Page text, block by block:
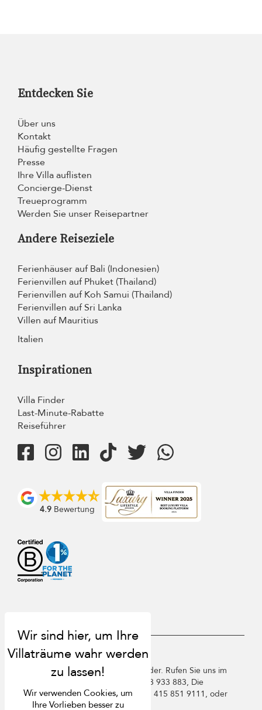
Entdecken Sie
Über uns
Kontakt
Häufig gestellte Fragen
Presse
Ihre Villa auflisten
Concierge-Dienst
Treueprogramm
Werden Sie unser Reisepartner
Andere Reiseziele
Ferienhäuser auf Bali (Indonesien)
Ferienvillen auf Phuket (Thailand)
Ferienvillen auf Koh Samui (Thailand)
Ferienvillen auf Sri Lanka
Villen auf Mauritius
Italien
Inspirationen
Villa Finder
Last-Minute-Rabatte
Reiseführer
4.9 Bewertung
USD $ de Deutsch
Copyright ©️ 2026 St. Barts Villa Finder. Rufen Sie uns im
Vereinigten Königreich an +44 2 033 933 883, Die
Vereinigten Staaten von Amerika +1 415 851 9111, oder
Frankreich +33 1 78 90 04 96.
Wir verwenden Cookies, um
Ihre Vorlieben besser zu